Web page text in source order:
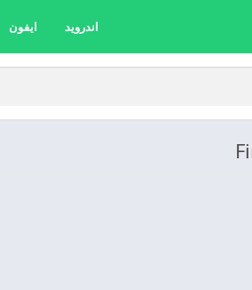
اندرويد ايفون